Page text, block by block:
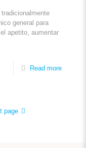
general para
apetito, aumentar
Read more
page